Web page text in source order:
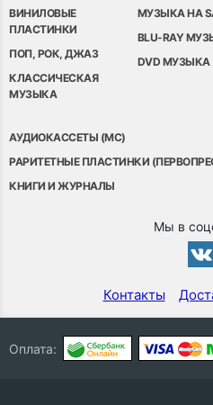
ВИНИЛОВЫЕ
ПЛАСТИНКИ
ПОП, РОК, ДЖАЗ
КЛАССИЧЕСКАЯ
МУЗЫКА
МУЗЫКА НА
BLU-RAY
DVD МУЗЫКА
АУДИОКАССЕТЫ (MC)
РАРИТЕТНЫЕ ПЛАСТИНКИ
КНИГИ И ЖУРНАЛЫ
Мы в
Контакты
Оплата: